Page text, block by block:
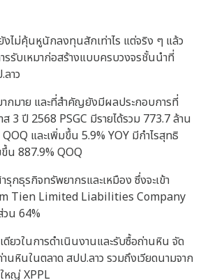
ยังไม่คุ้นหูนักลงทุนสักเท่าไร แต่จริง ๆ แล้ว
รรับเหมาก่อสร้างแบบครบวงจรชั้นนำที่
าว
ากมาย และที่สำคัญยังมีผลประกอบการที่
3 ปี 2568 PSGC มีรายได้รวม 773.7 ล้าน
และเพิ่มขึ้น 5.9% YOY มีกำไรสุทธิ
น 887.9% QOQ
รุกธุรกิจทรัพยากรและเหมือง ซึ่งจะเข้า
Tien Limited Liabilities Company
วน 64%
ดียวในการดำเนินงานและรับซื้อถ่านหิน จัด
านหินในตลาด สปป.ลาว รวมถึงเวียดนามจาก
หญ่ XPPL